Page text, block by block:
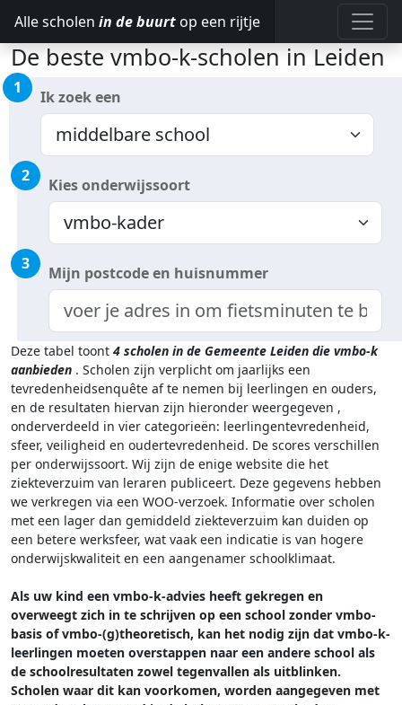
Alle scholen in de buurt op een rijtje
De beste vmbo-k-scholen in Leiden
1 Ik zoek een
2 Kies onderwijssoort
3 Mijn postcode en huisnummer
Deze tabel toont 4 scholen in de Gemeente Leiden die vmbo-k
aanbieden . Scholen zijn verplicht om jaarlijks een
tevredenheidsenquête af te nemen bij leerlingen en ouders,
en de resultaten hiervan zijn hieronder weergegeven ,
onderverdeeld in vier categorieën: leerlingentevredenheid,
sfeer, veiligheid en oudertevredenheid. De scores verschillen
per onderwijssoort. Wij zijn de enige website die het
ziekteverzuim van leraren publiceert. Deze gegevens hebben
we verkregen via een WOO-verzoek. Informatie over scholen
met een lager dan gemiddeld ziekteverzuim kan duiden op
een betere werksfeer, wat vaak een indicatie is van hogere
onderwijskwaliteit en een aangenamer schoolklimaat.
Als uw kind een vmbo-k-advies heeft gekregen en
overweegt zich in te schrijven op een school zonder vmbo-
basis of vmbo-(g)theoretisch, kan het nodig zijn dat vmbo-k-
leerlingen moeten overstappen naar een andere school als
de schoolresultaten zowel tegenvallen als uitblinken.
Scholen waar dit kan voorkomen, worden aangegeven met